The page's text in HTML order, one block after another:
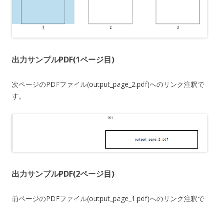
出力サンプルPDF(1ページ目)
次ページのPDFファイル(output_page_2.pdf)へのリンク注釈で
す。
出力サンプルPDF(2ページ目)
前ページのPDFファイル(output_page_1.pdf)へのリンク注釈で